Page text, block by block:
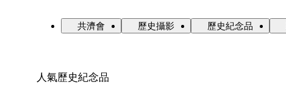
共濟會 歷史攝影 歷史紀念品
人氣歷史紀念品